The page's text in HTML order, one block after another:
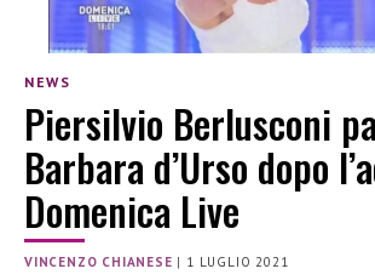
NEWS
Piersilvio Berlusconi
Barbara d’Urso dopo
Domenica Live
VINCENZO CHIANESE | 1 LUGLIO 2021